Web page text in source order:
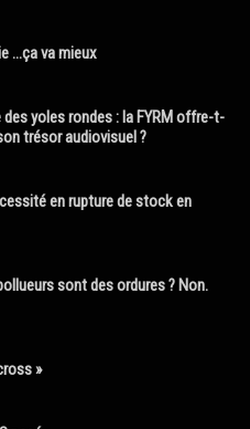
…ça va mieux
des yoles rondes : la FYRM offre-t-
trésor audiovisuel ?
en rupture de stock en
sont des ordures ? Non.
»